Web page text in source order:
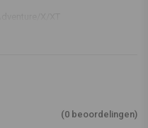
(0 beoordelingen)